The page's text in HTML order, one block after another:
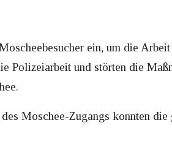
ein, um die
Polizeiarbeit und störten die
Moschee-Zugangs konnten die